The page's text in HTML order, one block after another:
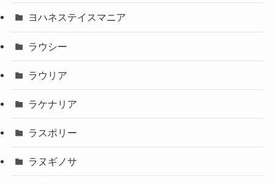
ヨハネステイスマニア
ラウシー
ラウリア
ラケナリア
ラスポリー
ラヌギノサ